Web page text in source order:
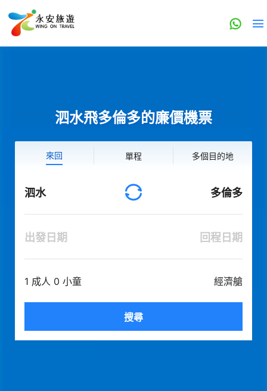
泗水飛多倫多的廉價機票
來回 單程 多個目的地
泗水 多倫多
出發日期 回程日期
1 成人 0 小童 經濟艙
搜尋